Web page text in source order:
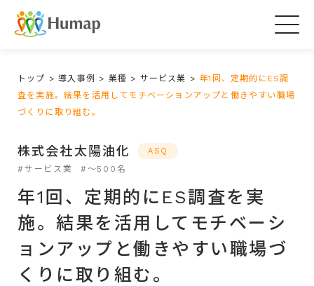
トップ >導入事例 > 業種 > サービス業 > 年1回、定期的にES調
査を実施。結果を活用してモチベーションアップと働きやすい職場
づくりに取り組む。
株式会社太陽油化 ASQ
#サービス業 #～500名
年1回、定期的にES調査を実
施。結果を活用してモチベーシ
ョンアップと働きやすい職場づ
くりに取り組む。